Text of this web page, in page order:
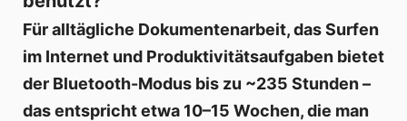
Für alltägliche Dokumentenarbeit, das Surfen
im Internet und Produktivitätsaufgaben bietet
der Bluetooth-Modus bis zu ~235 Stunden –
das entspricht etwa 10–15 Wochen, die man